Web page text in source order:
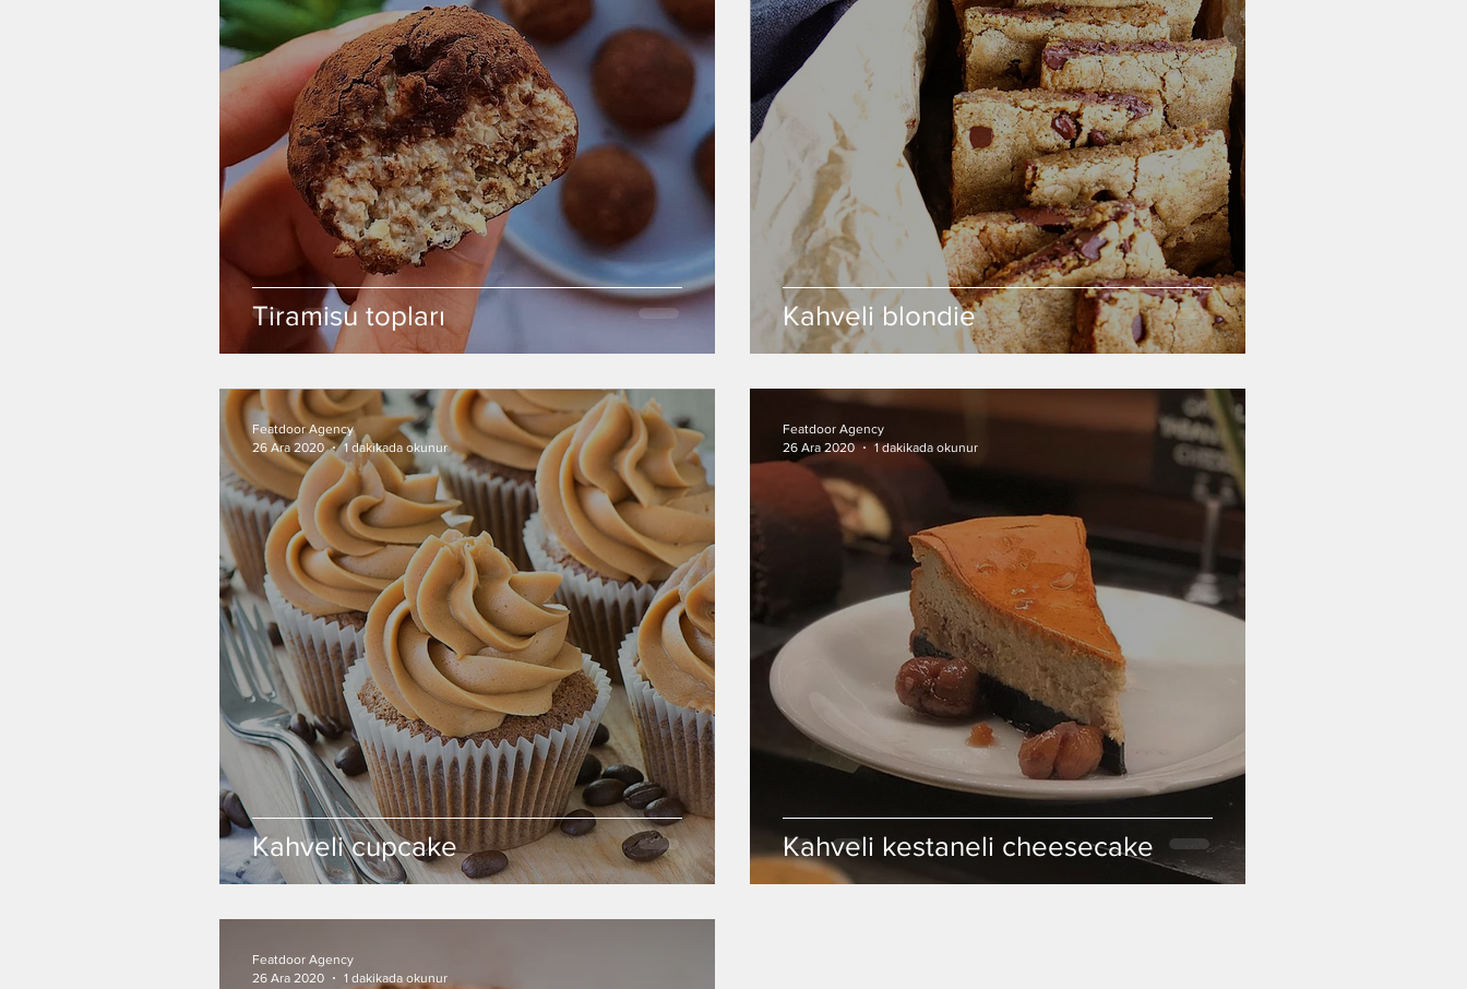
Tiramisu topları Kahveli blondie
Kahveli cupcake
Featdoor Agency
26 Ara 2020
1 dakikada okunur
Kahveli kestaneli cheesecake
Featdoor Agency
26 Ara 2020
1 dakikada okunur
Featdoor Agency
26 Ara 2020
1 dakikada okunur